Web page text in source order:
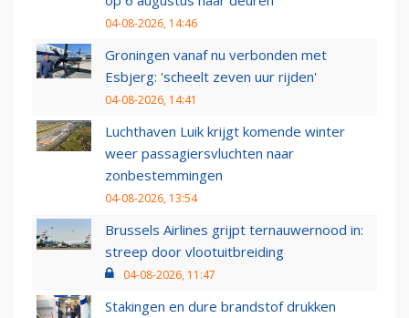
04-08-2026, 14:46
Groningen vanaf nu verbonden met
Esbjerg: 'scheelt zeven uur rijden'
04-08-2026, 14:41
Luchthaven Luik krijgt komende winter
weer passagiersvluchten naar
zonbestemmingen
04-08-2026, 13:54
Brussels Airlines grijpt ternauwernood in:
streep door vlootuitbreiding
04-08-2026, 11:47
Stakingen en dure brandstof drukken